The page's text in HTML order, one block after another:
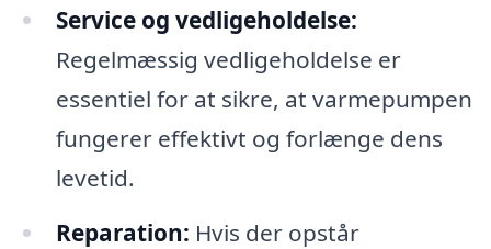
Service og vedligeholdelse:
Regelmæssig vedligeholdelse er
essentiel for at sikre, at varmepumpen
fungerer effektivt og forlænge dens
levetid.
Reparation: Hvis der opstår